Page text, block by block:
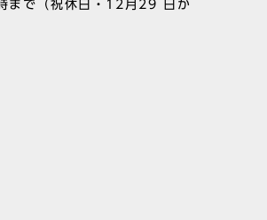
まで（祝休日・12月29 日か